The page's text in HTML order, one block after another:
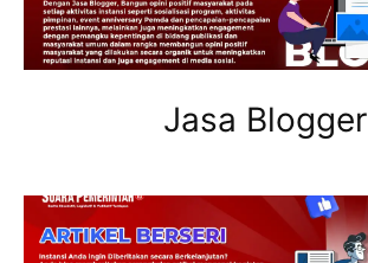
Jasa Blogger